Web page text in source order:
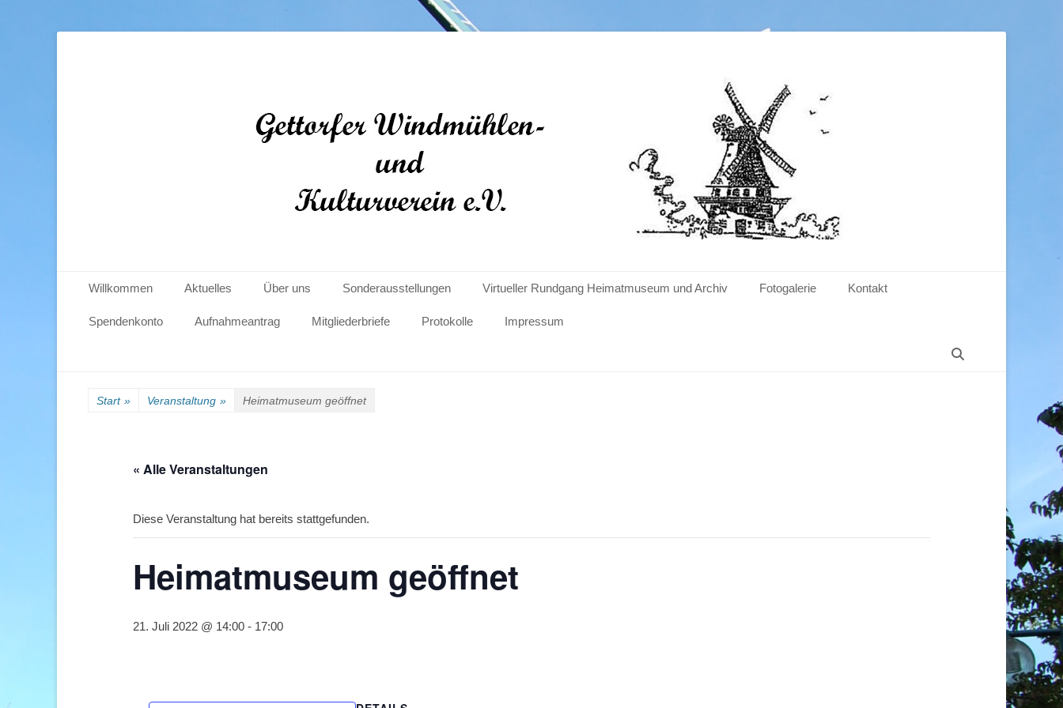
Gettorfer Windmühlen- und Kulturverein e.V.
Primäres Menü
Inhalt
springen
Willkommen Aktuelles Über uns Sonderausstellungen Virtueller Rundgang Heimatmuseum und Archiv Fotogalerie Kontakt
Spendenkonto Aufnahmeantrag Mitgliederbriefe Protokolle
Impressum
Start » Veranstaltung » Heimatmuseum geöffnet
« Alle Veranstaltungen
Diese Veranstaltung hat bereits stattgefunden.
Heimatmuseum geöffnet
21. Juli 2022 @ 14:00 - 17:00